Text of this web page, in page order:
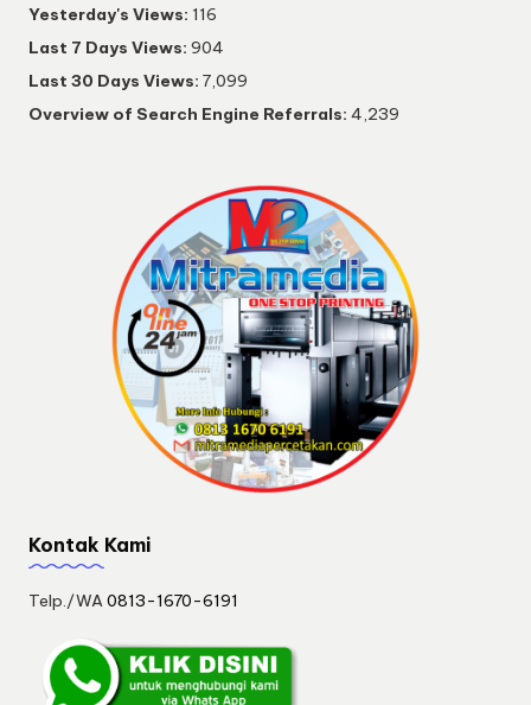
Yesterday's Views: 116
Last 7 Days Views: 904
Last 30 Days Views: 7,099
Overview of Search Engine Referrals: 4,239
Kontak Kami
Telp./WA0813-1670-6191